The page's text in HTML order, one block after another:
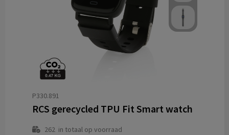
P330.891
RCS gerecycled TPU Fit Smart watch
262in totaal op voorraad